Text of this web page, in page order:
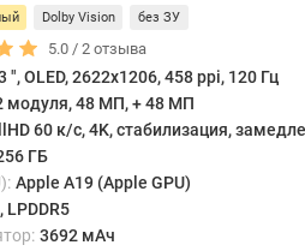
Dolby Vision без ЗУ
5.0 /2 отзыва
", OLED, 2622x1206, 458 ppi, 120 Гц
модуля, 48 МП, + 48 МП
60 к/с, 4K, стабилизация,
ГБ
Apple A19 (Apple GPU)
LPDDR5
3692 мАч